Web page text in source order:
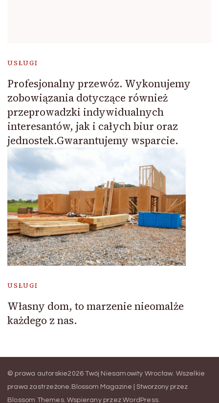
USŁUGI
Profesjonalny przewóz. Wykonujemy
zobowiązania dotyczące również
przeprowadzki indywidualnych
interesantów, jak i całych biur oraz
jednostek.Gwarantujemy wsparcie.
USŁUGI
Własny dom, to marzenie nieomalże
każdego z nas.
© prawa autorskie2026Twój Niesamowity Wrocław. Wszelkie
prawa zastrzeżone. Blossom Magazine | Stworzony przez
Blossom Themes. Wspierany przezWordPress.